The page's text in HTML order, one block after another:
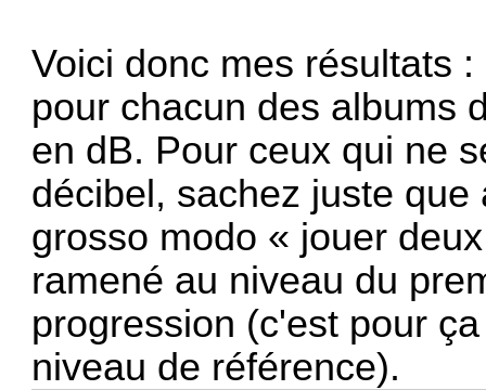
Voici donc mes résultats
pour chacun des albums
en dB. Pour ceux qui ne
décibel, sachez juste
grosso modo « jouer
ramené au niveau du
progression (c'est pour
niveau de référence).